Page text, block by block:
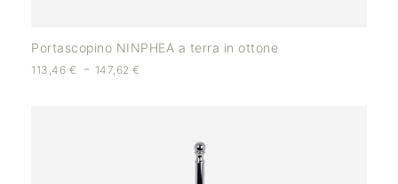
Portascopino NINPHEA a terra in ottone
113,46 € - 147,62€